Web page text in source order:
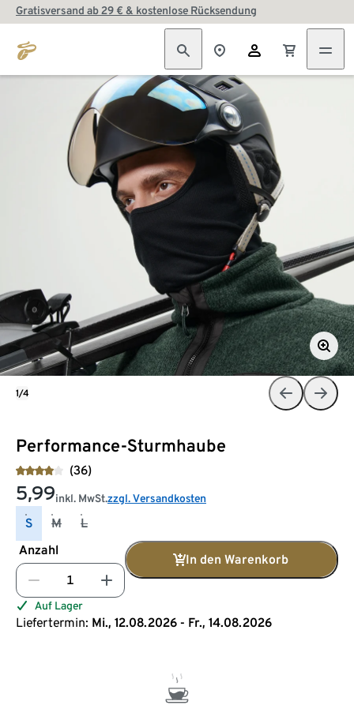
Gratisversand ab 29 € & kostenlose Rücksendung
Performance-Sturmhaube
(36)
5,99inkl. MwSt.zzgl. Versandkosten
S M
L
Anzahl
In den Warenkorb
Auf Lager
Liefertermin: Mi., 12.08.2026 - Fr., 14.08.2026
1/4